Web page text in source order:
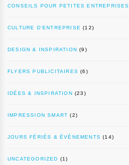
CONSEILS POUR PETITES ENTREPRISES
CULTURE D’ENTREPRISE (12)
DESIGN & INSPIRATION (9)
FLYERS PUBLICITAIRES (6)
IDÉES & INSPIRATION (23)
IMPRESSION SMART (2)
JOURS FÉRIÉS & ÉVÉNEMENTS (14)
UNCATEGORIZED (1)